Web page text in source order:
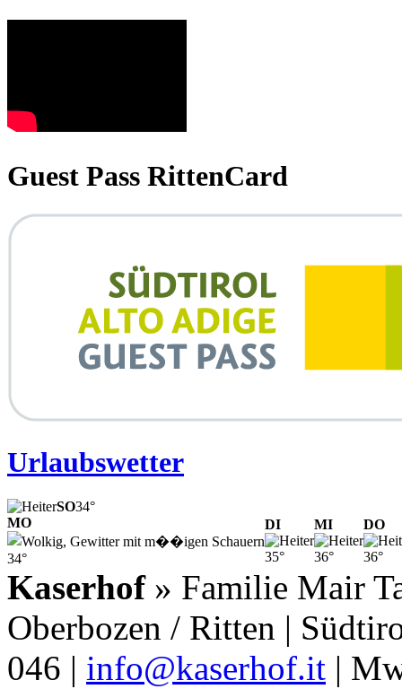
Guest Pass RittenCard
Urlaubswetter
SO34°
MO
34°
DI
35°
MI
36°
DO
36°
Kaserhof» Familie Mair
Oberbozen / Ritten |
046 | info@kaserhof.it |